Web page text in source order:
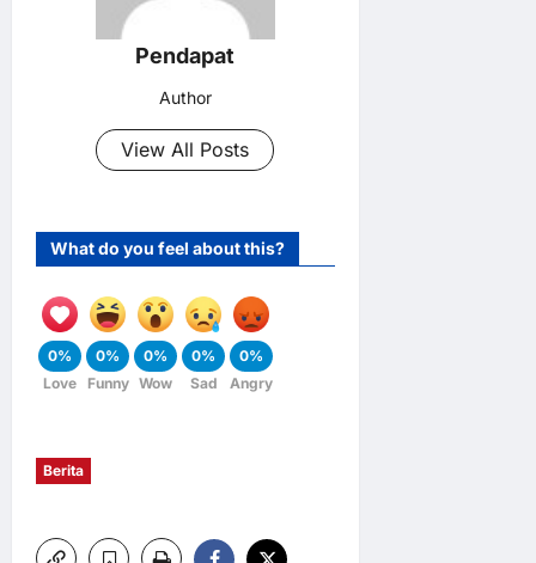
Pendapat
Author
View All Posts
What do you feel about this?
0%
Love
0%
Funny
0%
Wow
0%
Sad
0%
Angry
Berita